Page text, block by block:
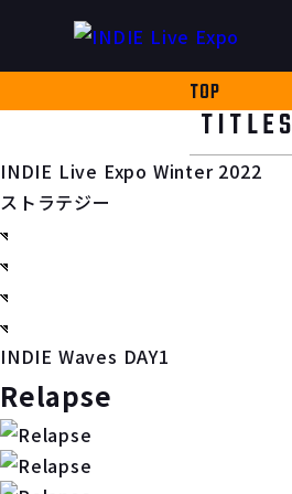
TOP
TITLES
INDIE Live Expo Winter 2022
ストラテジー
INDIE Waves DAY1
Relapse